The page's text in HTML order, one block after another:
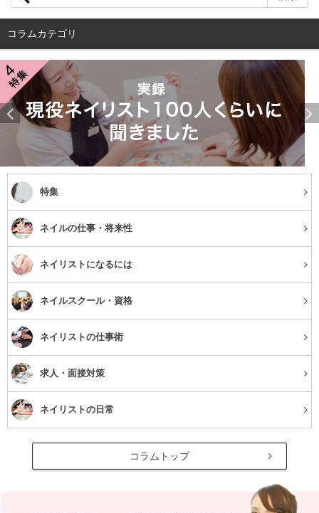
は“ネイルが好き”ということです。
探し方から料金設定まで開業における様々な知識を持って
おり、具体的な話を聞くことができるので、生徒さんから
も喜んでいただくことが多いですね。
レッスン中、講師の方の施術を生徒さんが動画に撮っ
ていましたね。
はい、動画を撮ってもらっているのは、自主練をする際の
参考にしてもらうためです。
授業以外で施術の練習を行う時は、間違った練習をしない
ためにも、動画を見ながら練習するようにしてもらってい
コラムカテゴリ
特集
ネイルの仕事・将来性
ネイリストになるには
ネイルスクール・資格
ネイリストの仕事術
求人・面接対策
ネイリストの日常
コラムトップ